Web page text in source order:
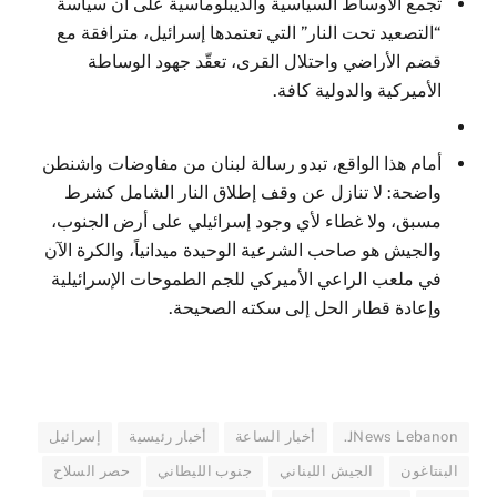
“التصعيد تحت النار” التي تعتمدها إسرائيل، مترافقة مع
قضم الأراضي واحتلال القرى، تعقّد جهود الوساطة
الأميركية والدولية كافة.
أمام هذا الواقع، تبدو رسالة لبنان من مفاوضات واشنطن
واضحة: لا تنازل عن وقف إطلاق النار الشامل كشرط
مسبق، ولا غطاء لأي وجود إسرائيلي على أرض الجنوب،
والجيش هو صاحب الشرعية الوحيدة ميدانياً، والكرة الآن
في ملعب الراعي الأميركي للجم الطموحات الإسرائيلية
وإعادة قطار الحل إلى سكته الصحيحة.
JNews Lebanon. أخبار الساعة أخبار رئيسية إسرائيل
البنتاغون الجيش اللبناني جنوب الليطاني حصر السلاح